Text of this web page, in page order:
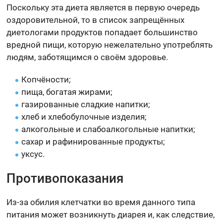
Поскольку эта диета является в первую очередь
оздоровительной, то в список запрещённых
диетологами продуктов попадает большинство
вредной пищи, которую нежелательно употреблять
людям, заботящимся о своём здоровье.
Копчёности;
пища, богатая жирами;
газированные сладкие напитки;
хлеб и хлебобулочные изделия;
алкогольные и слабоалкогольные напитки;
сахар и рафинированные продукты;
уксус.
Противопоказания
Из-за обилия клетчатки во время данного типа
питания может возникнуть диарея и, как следствие,